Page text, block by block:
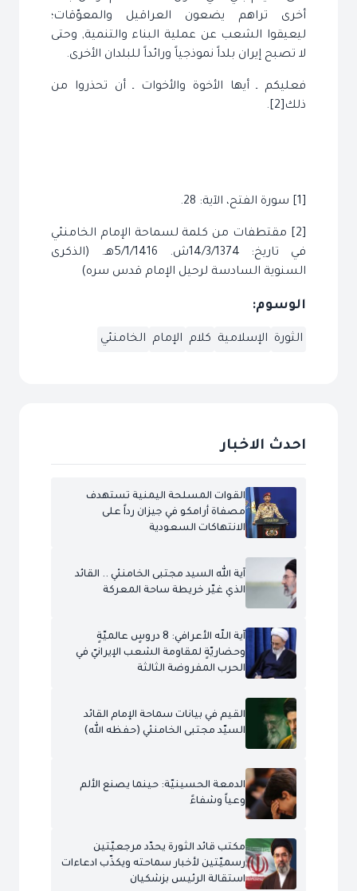
أخرى تراهم يضعون العراقيل والمعوّقات؛
ليعيقوا الشعب عن عملية البناء والتنمية, وحتى
لا تصبح إيران بلداً نموذجياً ورائداً للبلدان الأخرى.
فعليكم ـ أيها الأخوة والأخوات ـ أن تحذروا من
ذلك[2].
[1] سورة الفتح، الآية: 28.
[2] مقتطفات من كلمة لسماحة الإمام الخامنئي
في تاريخ: 14/3/1374ش. 5/1/1416هـ. (الذكرى
السنوية السادسة لرحيل الإمام قدس سره)
الوسوم:
الثورة الإسلامية كلام الإمام الخامنئي
احدث الاخبار
القوات المسلحة اليمنية تستهدف
مصفاة أرامكو في جيزان رداً على
الانتهاكات السعودية
آية الله السيد مجتبى الخامنئي .. القائد
الذي غيّر خريطة ساحة المعركة
آية اللّه الأعرافي: 8 دروسٍ عالميّةٍ
وحضاريّةٍ لمقاومة الشعب الإيرانيّ في
الحرب المفروضة الثالثة
القيم في بيانات سماحة الإمام القائد
السيّد مجتبى الخامنئي (حفظه الله)
الدمعة الحسينيّة: حينما يصنع الألم
وعياً وشفاءً
مكتب قائد الثورة يحدّد مرجعيّتين
رسميّتين لأخبار سماحته ويكذّب ادعاءات
استقالة الرئيس بزشكيان